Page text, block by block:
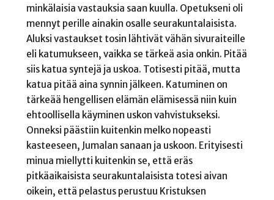
minkälaisia vastauksia saan kuulla. Opetukseni oli
mennyt perille ainakin osalle seurakuntalaisista.
Aluksi vastaukset tosin lähtivät vähän sivuraiteille
eli katumukseen, vaikka se tärkeä asia onkin. Pitää
siis katua syntejä ja uskoa. Totisesti pitää, mutta
katua pitää aina synnin jälkeen. Katuminen on
tärkeää hengellisen elämän elämisessä niin kuin
ehtoollisella käyminen uskon vahvistukseksi.
Onneksi päästiin kuitenkin melko nopeasti
kasteeseen, Jumalan sanaan ja uskoon. Erityisesti
minua miellytti kuitenkin se, että eräs
pitkäaikaisista seurakuntalaisista totesi aivan
oikein, että pelastus perustuu Kristuksen